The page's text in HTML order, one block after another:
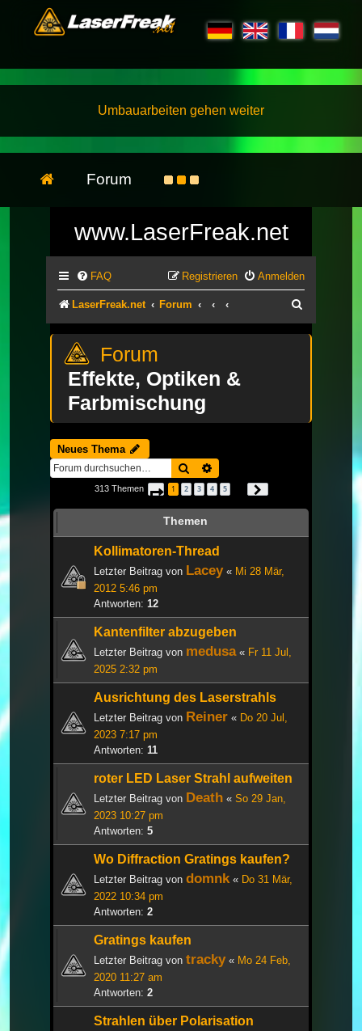
Umbauarbeiten gehen weiter
Forum
www.LaserFreak.net
FAQ Anmelden
Registrieren
LaserFreak.net Forum
Effekte, Optiken &
Farbmischung
Neues Thema
Suche
313 Themen Seite 1von 11
1 2 3 4 5
Themen
Kollimatoren-Thread
Letzter Beitrag von Lacey« Mi 28 Mär,
2012 5:46 pm
Antworten: 12
Kantenfilter abzugeben
Letzter Beitrag von medusa« Fr 11 Jul,
2025 2:32 pm
Ausrichtung des Laserstrahls
Letzter Beitrag von Reiner « Do 20 Jul,
2023 7:17 pm
Antworten: 11
roter LED Laser Strahl aufweiten
Letzter Beitrag von Death « So 29 Jan,
2023 10:27 pm
Antworten: 5
Wo Diffraction Gratings kaufen?
Letzter Beitrag von domnk « Do 31 Mär,
2022 10:34 pm
Antworten: 2
Gratings kaufen
Letzter Beitrag von tracky« Mo 24 Feb,
2020 11:27 am
Antworten: 2
Strahlen über Polarisation